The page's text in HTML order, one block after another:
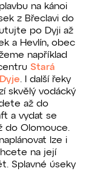
na kánoi
z Břeclavi do
po Dyji až
a Hevlín, obec
například
Stará
. I další řeky
skvělý vodácký
až do
a vydat se
do Olomouce.
lze i
na její
Splavné úseky